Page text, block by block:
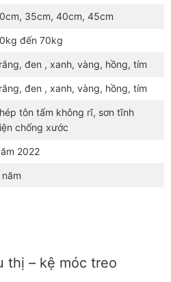
thị – kệ móc treo
35cm, 40cm, 45cm
đến 70kg
đen , xanh, vàng, hồng, tím
đen , xanh, vàng, hồng, tím
tôn tấm không rĩ, sơn tĩnh
chống xước
2022
năm